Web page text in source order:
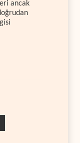
ancak